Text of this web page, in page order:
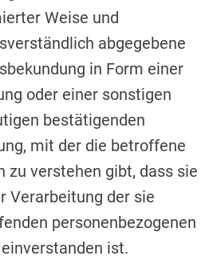
Weise und
abgegebene
in Form einer
oder einer sonstigen
bestätigenden
mit der die betroffene
zu verstehen gibt, dass sie
Verarbeitung der sie
personenbezogenen
ist.